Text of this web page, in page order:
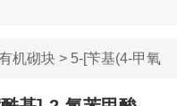
机砌块> 5-[苄基(4-甲氧